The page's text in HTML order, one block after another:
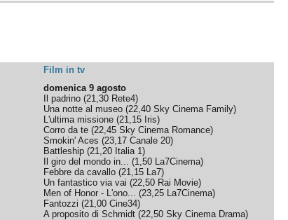
Film in tv
domenica 9 agosto
Il padrino (21,30 Rete4)
Una notte al museo (22,40 Sky Cinema Family)
L'ultima missione (21,15 Iris)
Corro da te (22,45 Sky Cinema Romance)
Smokin' Aces (23,17 Canale 20)
Battleship (21,20 Italia 1)
Il giro del mondo in... (1,50 La7Cinema)
Febbre da cavallo (21,15 La7)
Un fantastico via vai (22,50 Rai Movie)
Men of Honor - L'ono... (23,25 La7Cinema)
Fantozzi (21,00 Cine34)
A proposito di Schmidt (22,50 Sky Cinema Drama)